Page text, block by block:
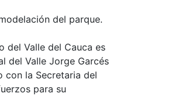
del parque.
del Valle del Cauca es
del Valle Jorge Garcés
con la Secretaria del
para su